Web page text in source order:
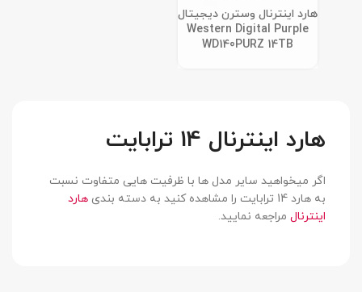
هارد اینترنال وسترن دیجیتال
Western Digital Purple
WD140PURZ 14TB
هارد اینترنال 14 ترابایت
اگر میخواهید سایر مدل ها با ظرفیت هایی متفاوت نسبت
به هارد 14 ترابایت را مشاهده کنید به دسته بندی
هارد
اینترنال مراجعه نمایید.